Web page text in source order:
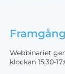
Webbinariet
klockan 15:30-